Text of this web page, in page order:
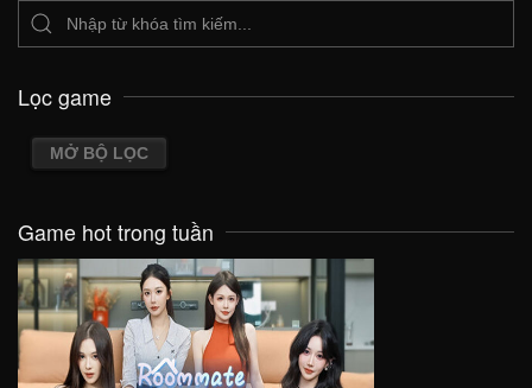
Lọc game
MỞ BỘ LỌC
Game hot trong tuần
VIEW